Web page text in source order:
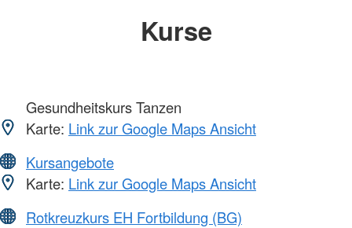
Kurse
Gesundheitskurs Tanzen
Karte: Link zur Google Maps Ansicht
Kursangebote
Karte: Link zur Google Maps Ansicht
Rotkreuzkurs EH Fortbildung (BG)